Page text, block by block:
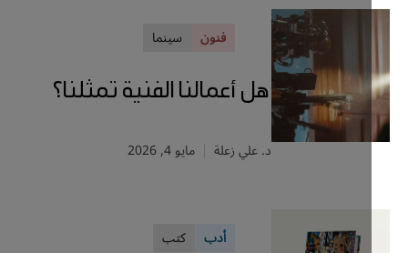
سينما
هل أعمالنا الفنية تمثلنا؟
د. علي زعلة مايو 4, 2026
كتب